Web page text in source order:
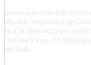
Sedan kan man kan
alla fall om ronden ger
Hur är interaktionen
systemen krav på
använda.